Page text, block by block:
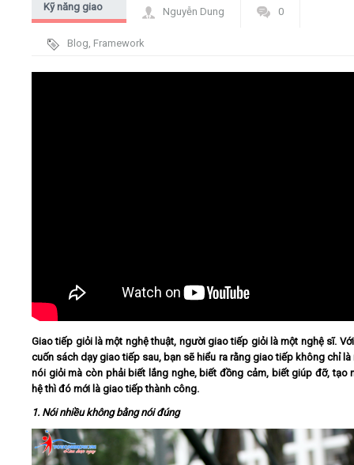
Video
Kỹ năng giao
trình - đứng
Nguyễn Dung 0
Blog, Framework
Giao tiếp giỏi là một nghệ thuật, người giao tiếp giỏi là một nghệ sĩ.
cuốn sách dạy giao tiếp sau, bạn sẽ hiểu ra rằng giao tiếp không chỉ là
nói giỏi mà còn phải biết lắng nghe, biết đồng cảm, biết giúp đỡ, tạo
hệ thì đó mới là giao tiếp thành công.
1. Nói nhiều không bằng nói đúng